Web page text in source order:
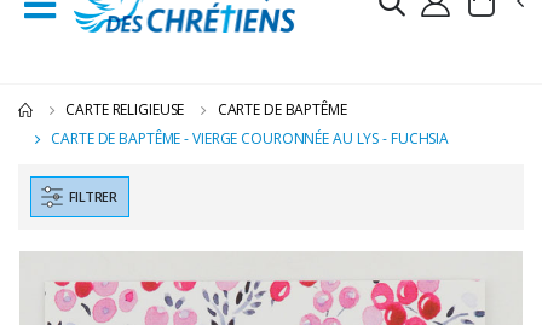
CARTE RELIGIEUSE
CARTE DE BAPTÊME
CARTE DE BAPTÊME - VIERGE COURONNÉE AU LYS - FUCHSIA
FILTRER